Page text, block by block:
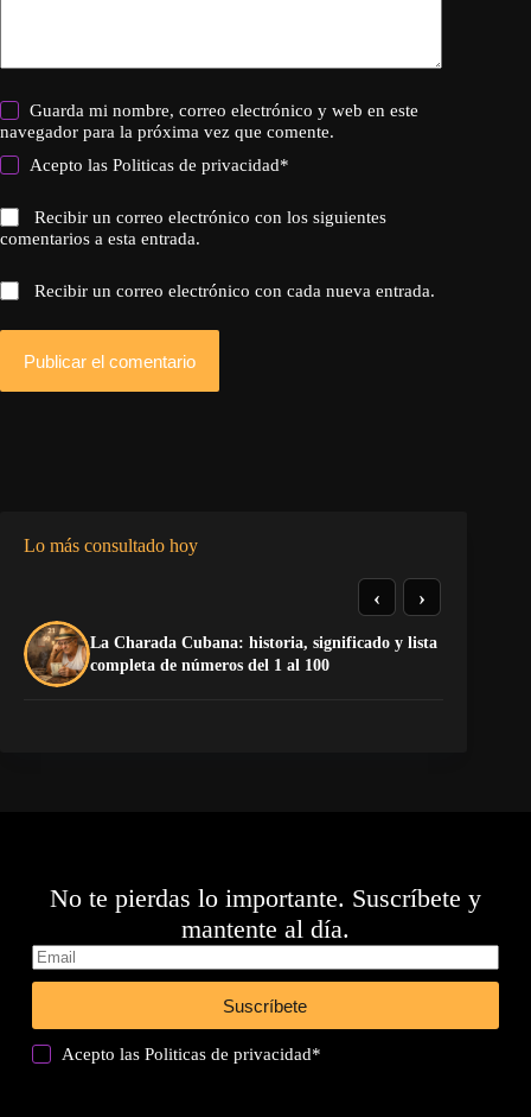
Guarda mi nombre, correo electrónico y web en este
navegador para la próxima vez que comente.
Acepto lasPoliticas de privacidad*
Recibir un correo electrónico con los siguientes
comentarios a esta entrada.
Recibir un correo electrónico con cada nueva entrada.
Publicar el comentario
Lo más consultado hoy
La Charada Cubana: historia, significado y lista
completa de números del 1 al 100
‹ ›
No te pierdas lo importante. Suscríbete y
mantente al día.
Suscríbete
Acepto lasPoliticas de privacidad*